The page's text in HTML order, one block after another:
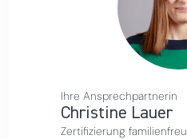
Ihre Ansprechpartnerin
Christine Lauer
Zertifizierung